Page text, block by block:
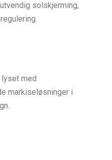
solskjerming,
lyset med
markiseløsninger i